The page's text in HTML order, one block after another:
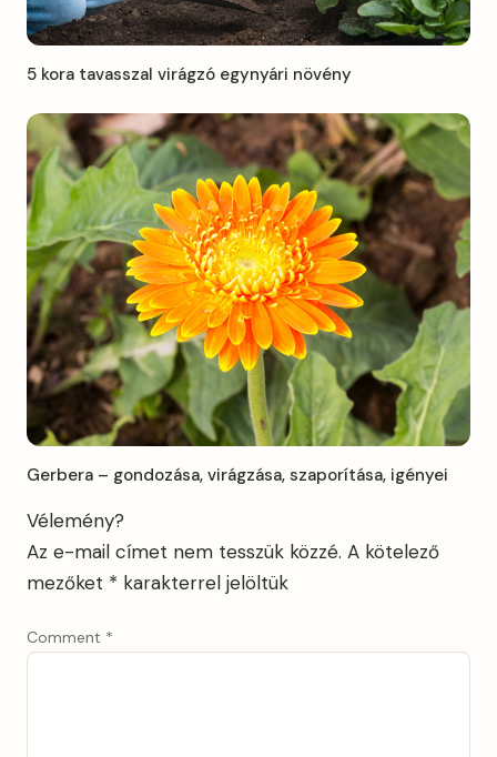
5 kora tavasszal virágzó egynyári növény
Gerbera – gondozása, virágzása, szaporítása, igényei
Vélemény?
Az e-mail címet nem tesszük közzé. A kötelező
mezőket * karakterrel jelöltük
Comment *